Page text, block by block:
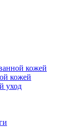
кожей
кожей
уход